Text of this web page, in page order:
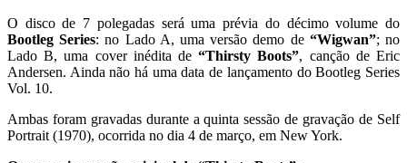
O disco de 7 polegadas será uma prévia do décimo volume do
Bootleg Series: no Lado A, uma versão demo de “Wigwan”; no
Lado B, uma cover inédita de“Thirsty Boots”, canção de Eric
Andersen. Ainda não há uma data de lançamento do Bootleg Series
Vol. 10.
Ambas foram gravadas durante a quinta sessão de gravação de Self
Portrait (1970), ocorrida no dia 4 de março, em New York.